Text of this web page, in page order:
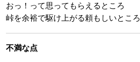
おっ！って思ってもらえるところ
峠を余裕で駆け上がる頼もしいところ
不満な点